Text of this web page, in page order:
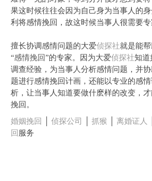
果这时候往往会因为自己身为当事人的
利将感情挽回，故这时候当事人很需要专
擅长协调感情问题的大爱侦探社就是能
“感情挽回”的专家。因为大爱侦探社知道
调查经验，为当事人分析感情问题，并
题进行感情挽回计画，还能以专业的感
析，让当事人知道要做什麽样的改变，
挽回。
婚姻挽回
│侦探公司 │抓猴 │离婚证人
回 服务